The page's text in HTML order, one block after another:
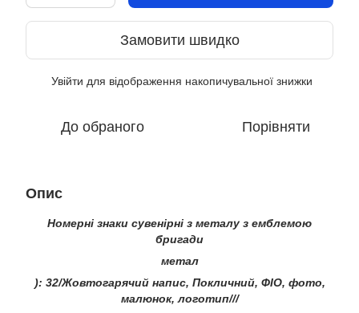
Замовити швидко
Увійти для відображення накопичувальної знижки
До обраного Порівняти
Опис
Номерні знаки сувенірні з металу з емблемою
бригади
метал
): 32/Жовтогарячий напис, Покличний, ФІО, фото,
малюнок, логотип///